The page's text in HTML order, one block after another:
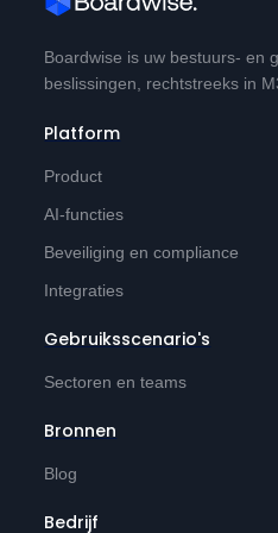
Boardwise is uw bestuurs- en
beslissingen, rechtstreeks in
Platform
Product
AI-functies
Beveiliging en compliance
Integraties
Gebruiksscenario's
Sectoren en teams
Bronnen
Blog
Bedrijf